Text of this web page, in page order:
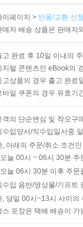
이페이지 > 반품/교환 신
매자 배송 상품은 판매자
고 완료 후 10일 이내의
지털 콘텐츠인 eBook의
고상품의 경우 출고 완료
바일 쿠폰의 경우 유효기
객의 단순변심 및 착오구
수입양서/직수입일서중
, 아래의 주문/취소 조건
오늘 00시 ~ 06시 30분
오늘 06시 30분 이후 주
수입 음반/영상물/기프트
, 당일 00시~13시 사이의
스 포장은 택배 배송이